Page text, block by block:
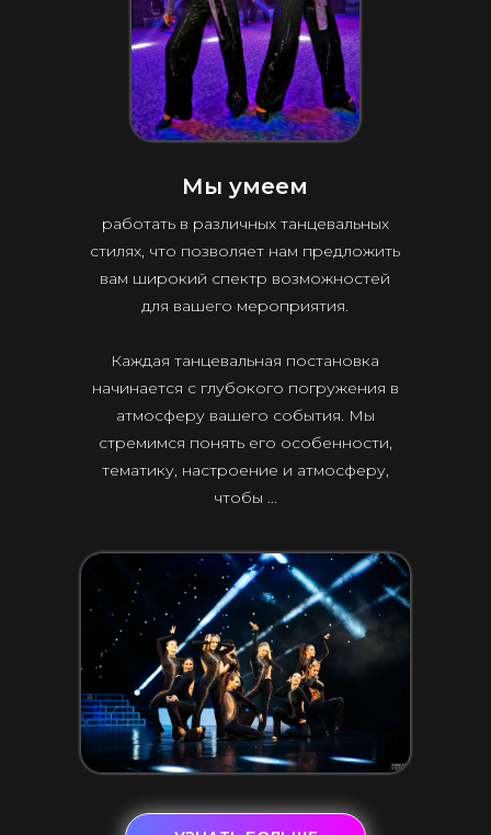
работать в различных танцевальных
стилях, что позволяет нам предложить
вам широкий спектр возможностей
для вашего мероприятия.
Каждая танцевальная постановка
начинается с глубокого погружения в
атмосферу вашего события. Мы
стремимся понять его особенности,
тематику, настроение и атмосферу,
чтобы ...
Мы умеем